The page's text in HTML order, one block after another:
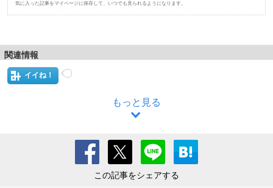
気に入った記事をマイページに保存して、いつでも見られるようになります。
関連情報
イイね！
もっと見る
この記事をシェアする